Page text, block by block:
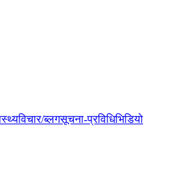
विचार/ब्लगसूचना-प्रविधिभिडियो